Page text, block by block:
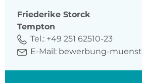
Friederike Storck
Tempton
Tel.: +49 251 62510-23
E-Mail: bewerbung-